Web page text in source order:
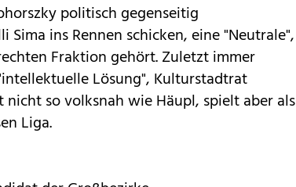
politisch gegenseitig
ins Rennen schicken, eine "Neutrale",
Fraktion gehört. Zuletzt immer
Lösung", Kulturstadtrat
so volksnah wie Häupl, spielt aber als
Liga.